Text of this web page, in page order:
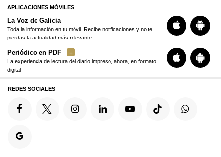
APLICACIONES MÓVILES
La Voz de Galicia
Toda la información en tu móvil. Recibe notificaciones y no te
pierdas la actualidad más relevante
Periódico en PDF
La experiencia de lectura del diario impreso, ahora, en formato
digital
REDES SOCIALES